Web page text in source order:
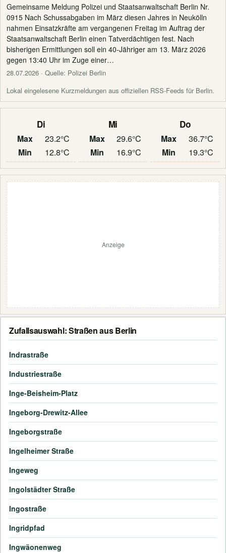
Gemeinsame Meldung Polizei und Staatsanwaltschaft Berlin Nr.
0915 Nach Schussabgaben im März diesen Jahres in Neukölln
nahmen Einsatzkräfte am vergangenen Freitag im Auftrag der
Staatsanwaltschaft Berlin einen Tatverdächtigen fest. Nach
bisherigen Ermittlungen soll ein 40-Jähriger am 13. März 2026
gegen 13:40 Uhr im Zuge einer…
28.07.2026 · Quelle: Polizei Berlin
Lokal eingelesene Kurzmeldungen aus offiziellen RSS-Feeds für Berlin.
Di
Max
23.2°C
Min
12.8°C
Mi
Max
29.6°C
Min
16.9°C
Do
Max
36.7°C
Min
19.3°C
Anzeige
Zufallsauswahl: Straßen aus Berlin
Indrastraße
Industriestraße
Inge-Beisheim-Platz
Ingeborg-Drewitz-Allee
Ingeborgstraße
Ingelheimer Straße
Ingeweg
Ingolstädter Straße
Ingostraße
Ingridpfad
Ingwäonenweg